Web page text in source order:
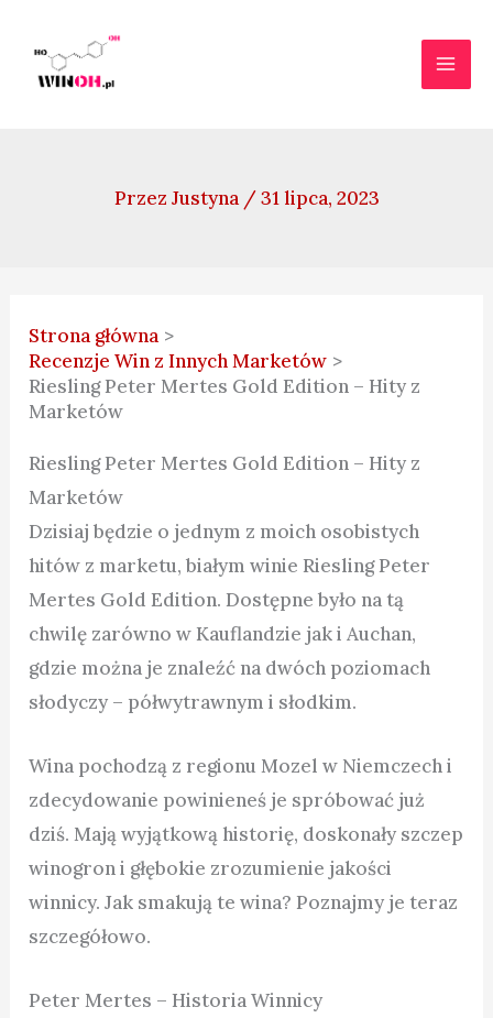
treści
Przez Justyna /31 lipca, 2023
Strona główna
Recenzje Win z Innych Marketów
Riesling Peter Mertes Gold Edition – Hity z
Marketów
Riesling Peter Mertes Gold Edition – Hity z
Marketów
Dzisiaj będzie o jednym z moich osobistych
hitów z marketu, białym winie Riesling Peter
Mertes Gold Edition. Dostępne było na tą
chwilę zarówno w Kauflandzie jak i Auchan,
gdzie można je znaleźć na dwóch poziomach
słodyczy – półwytrawnym i słodkim.
Wina pochodzą z regionu Mozel w Niemczech i
zdecydowanie powinieneś je spróbować już
dziś. Mają wyjątkową historię, doskonały szczep
winogron i głębokie zrozumienie jakości
winnicy. Jak smakują te wina? Poznajmy je teraz
szczegółowo.
Peter Mertes – Historia Winnicy